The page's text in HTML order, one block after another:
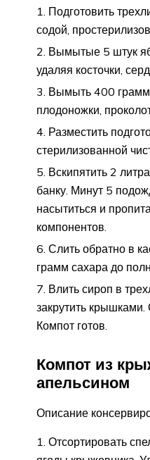
Подготовить
содой,
Вымытые 5 штук
удаляя косточки,
Вымыть 400 грамм
плодоножки,
Разместить
стерилизованной
Вскипятить 2
банку. Минут 5
насытиться и
компонентов.
Слить обратно в
грамм сахара до
Влить сироп в
закрутить крышками.
Компот готов.
Компот из
апельсином
Описание
Отсортировать